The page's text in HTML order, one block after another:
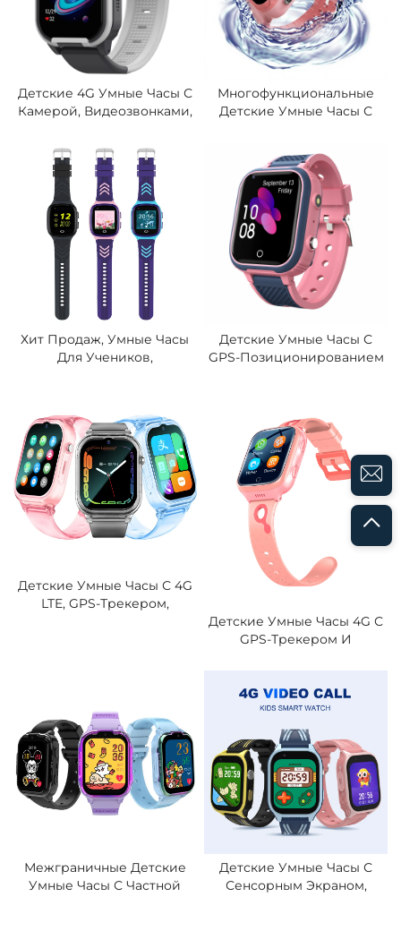
Детские 4G Умные Часы С
Камерой, Видеозвонками,
Глобального
Позиционирования, Wi-Fi,
Измерением Частоты
Сердечных Сокращений,
Интеллектуальные
Детские Часы
Многофункциональные
Детские Умные Часы С
Функция
Позиционирования,
Видеозвонки,
Водонепроницаемые,
Совместимы Со Всеми
Сетями, Для Учеников
Хит Продаж, Умные Часы
Для Учеников,
Видеозвонки,
Водонепроницаемость
IP67, Часы С GPS И
Электронным Забором,
Оповещение SOS
Детские Умные Часы С
GPS-Позиционированием
Влаги, Функция SOS,
Глобальная Версия
Детские Умные Часы С 4G
LTE, GPS-Трекером,
Часы Для Школьников Со
Встроенной SIM-Картой
Детские Умные Часы 4G С
GPS-Трекером И
Родительского Контроля
IPX7, Безопасная Геозона,
Сигнал SOS, Длительное
Время Работы От
Аккумулятора
Межграничные Детские
Умные Часы С Частной
Детские Умные Часы С
Сенсорным Экраном,